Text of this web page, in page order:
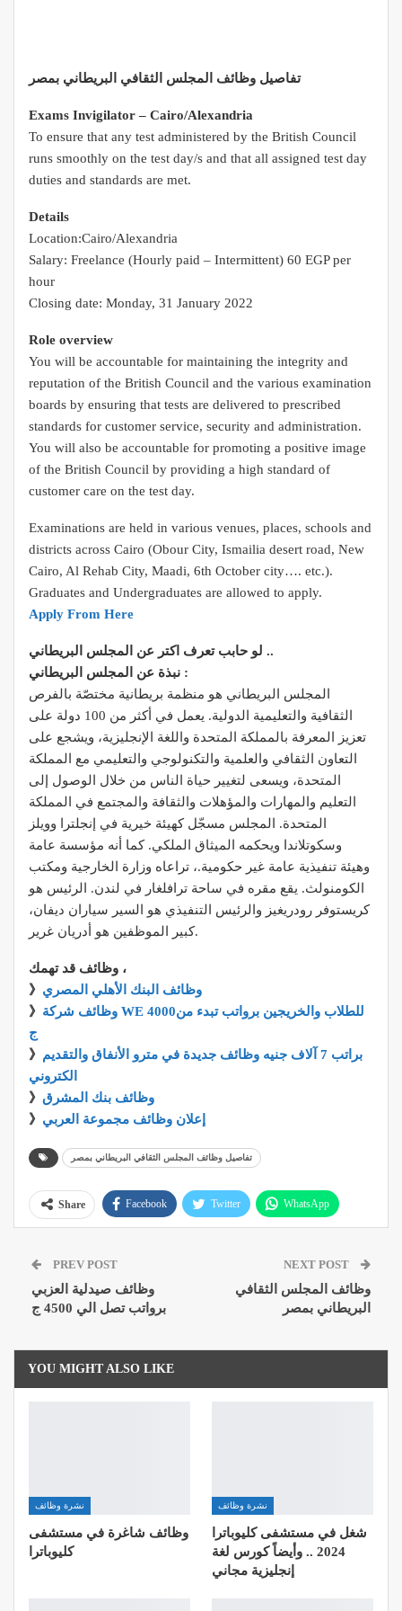
تفاصيل وظائف المجلس الثقافي البريطاني بمصر
Exams Invigilator – Cairo/Alexandria
To ensure that any test administered by the British Council
runs smoothly on the test day/s and that all assigned test day
duties and standards are met.
Details
Location:Cairo/Alexandria
Salary: Freelance (Hourly paid – Intermittent) 60 EGP per
hour
Closing date: Monday, 31 January 2022
Role overview
You will be accountable for maintaining the integrity and
reputation of the British Council and the various examination
boards by ensuring that tests are delivered to prescribed
standards for customer service, security and administration.
You will also be accountable for promoting a positive image
of the British Council by providing a high standard of
customer care on the test day.
Examinations are held in various venues, places, schools and
districts across Cairo (Obour City, Ismailia desert road, New
Cairo, Al Rehab City, Maadi, 6th October city…. etc.).
Graduates and Undergraduates are allowed to apply.
Apply From Here
لو حابب تعرف اكتر عن المجلس البريطاني ..
نبذة عن المجلس البريطاني :
المجلس البريطاني هو منظمة بريطانية مختصّة بالفرص
الثقافية والتعليمية الدولية. يعمل في أكثر من 100 دولة على
تعزيز المعرفة بالمملكة المتحدة واللغة الإنجليزية، ويشجع على
التعاون الثقافي والعلمية والتكنولوجي والتعليمي مع المملكة
المتحدة، ويسعى لتغيير حياة الناس من خلال الوصول إلى
التعليم والمهارات والمؤهلات والثقافة والمجتمع في المملكة
المتحدة. المجلس مسجّل كهيئة خيرية في إنجلترا وويلز
وسكوتلاندا ويحكمه الميثاق الملكي. كما أنه مؤسسة عامة
وهيئة تنفيذية عامة غير حكومية.، تراعاه وزارة الخارجية ومكتب
الكومنولث. يقع مقره في ساحة ترافلغار في لندن. الرئيس هو
كريستوفر رودريغيز والرئيس التنفيذي هو السير سياران ديفان،
كبير الموظفين هو أدريان غرير.
وظائف قد تهمك ،
》 وظائف البنك الأهلي المصري
》 وظائف شركة WE للطلاب والخريجين برواتب تبدء من4000
ج
》 براتب 7 آلاف جنيه وظائف جديدة في مترو الأنفاق والتقديم
الكتروني
》 وظائف بنك المشرق
》 إعلان وظائف مجموعة العربي
تفاصيل وظائف المجلس الثقافي البريطاني بمصر
Share Facebook Twitter WhatsApp
ReddIt
PREV POST
وظائف صيدلية العزبي
برواتب تصل الي 4500 ج
NEXT POST
وظائف المجلس الثقافي
البريطاني بمصر
YOU MIGHT ALSO LIKE
نشرة وظائف
وظائف شاغرة في مستشفى
كليوباترا
نشرة وظائف
شغل في مستشفى كليوباترا
2024 .. وأيضاً كورس لغة
إنجليزية مجاني